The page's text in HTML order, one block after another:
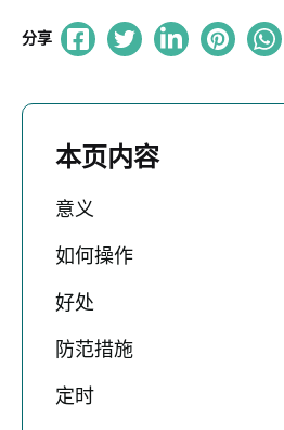
分享
本页内容
意义
如何操作
好处
防范措施
定时